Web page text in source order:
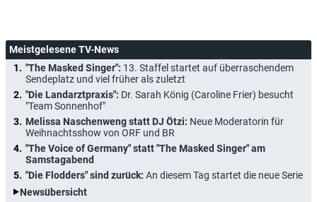
Meistgelesene TV-News
"The Masked Singer": 13. Staffel startet auf überraschendem
Sendeplatz und viel früher als zuletzt
"Die Landarztpraxis": Dr. Sarah König (Caroline Frier) besucht
"Team Sonnenhof"
Melissa Naschenweng statt DJ Ötzi: Neue Moderatorin für
Weihnachtsshow von ORF und BR
"The Voice of Germany" statt "The Masked Singer" am
Samstagabend
"Die Flodders" sind zurück: An diesem Tag startet die neue Serie
Newsübersicht